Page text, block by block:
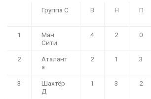
Группа C В Н П
1
Ман
Сити
4 2 0
2
Аталант
а
2 1 3
3
Шахтёр
Д
1 3 2